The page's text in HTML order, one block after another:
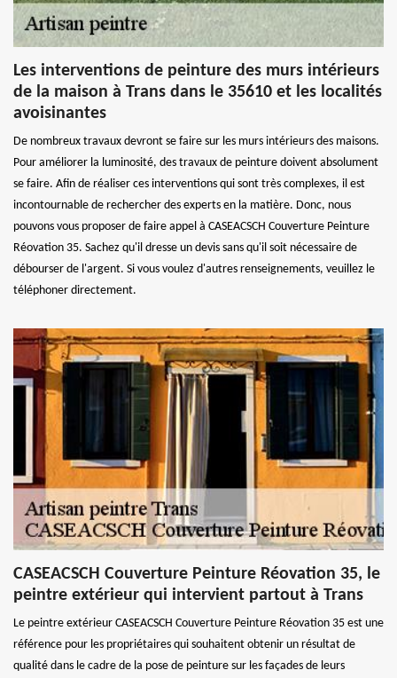
Les interventions de peinture des murs intérieurs
de la maison à Trans dans le 35610 et les localités
avoisinantes
De nombreux travaux devront se faire sur les murs intérieurs des maisons.
Pour améliorer la luminosité, des travaux de peinture doivent absolument
se faire. Afin de réaliser ces interventions qui sont très complexes, il est
incontournable de rechercher des experts en la matière. Donc, nous
pouvons vous proposer de faire appel à CASEACSCH Couverture Peinture
Réovation 35. Sachez qu'il dresse un devis sans qu'il soit nécessaire de
débourser de l'argent. Si vous voulez d'autres renseignements, veuillez le
téléphoner directement.
CASEACSCH Couverture Peinture Réovation 35, le
peintre extérieur qui intervient partout à Trans
Le peintre extérieur CASEACSCH Couverture Peinture Réovation 35 est une
référence pour les propriétaires qui souhaitent obtenir un résultat de
qualité dans le cadre de la pose de peinture sur les façades de leurs